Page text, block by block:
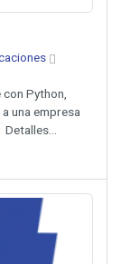
Python,
una empresa